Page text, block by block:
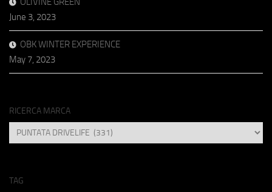
June 3, 2023
OBK WINTER EXPERIENCE
May 7, 2023
RICERCA MARCA
RICERCA
MARCA
TAG